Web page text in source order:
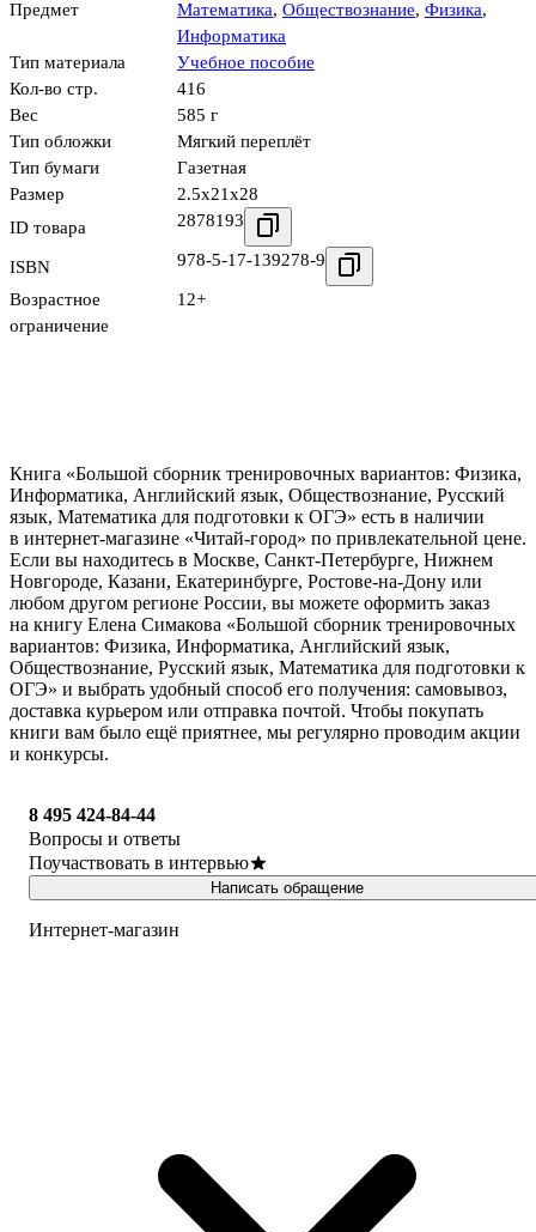
Предмет Математика, Обществознание, Физика,
Информатика
Тип материала
Учебное пособие
Кол-во стр.
416
Вес
585 г
Тип обложки
Мягкий переплёт
Тип бумаги
Газетная
Размер
2.5x21x28
ID товара
2878193
ISBN 978-5-17-139278-9
Возрастное
ограничение
12+
Книга «Большой сборник тренировочных вариантов: Физика,
Информатика, Английский язык, Обществознание, Русский
язык, Математика для подготовки к ОГЭ» есть в наличии
в интернет-магазине «Читай-город» по привлекательной цене.
Если вы находитесь в Москве, Санкт-Петербурге, Нижнем
Новгороде, Казани, Екатеринбурге, Ростове-на-Дону или
любом другом регионе России, вы можете оформить заказ
на книгу Елена Симакова «Большой сборник тренировочных
вариантов: Физика, Информатика, Английский язык,
Обществознание, Русский язык, Математика для подготовки к
ОГЭ» и выбрать удобный способ его получения: самовывоз,
доставка курьером или отправка почтой. Чтобы покупать
книги вам было ещё приятнее, мы регулярно проводим акции
и конкурсы.
8 495 424-84-44
Вопросы и ответы
Поучаствовать в интервью
Написать обращение
Интернет-магазин